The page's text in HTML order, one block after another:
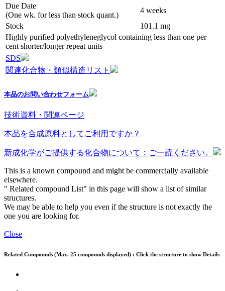
Due Date
(One wk. for less than stock quant.)
4 weeks
Stock
101.1 mg
Highly purified polyethyleneglycol containing less than one per
cent shorter/longer repeat units
SDS
関連化合物・類似構造リスト
本品のお問い合わせフォーム
技術資料・関連ページ
本品を合成原料としてご利用ですか？
新成化学がご提供する化合物について：ご一読ください。
This is a known compound and might be commercially available
elsewhere.
" Related compound List" in this page will show a list of similar
structures.
We may be able to help you even if the structure is not exactly the
one you are looking for.
Close
Related Compounds (Max. 25 compounds displayed) : Click the structure to show Details